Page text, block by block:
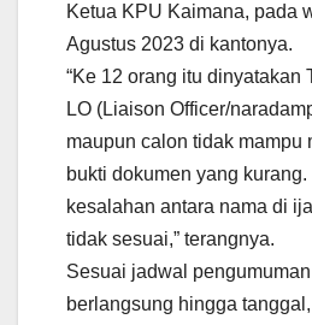
Ketua KPU Kaimana, pada
Agustus 2023 di kantonya.
“Ke 12 orang itu dinyatakan
LO (Liaison Officer/
maupun calon tidak mampu
bukti dokumen yang
kesalahan antara nama di
tidak sesuai,” terangnya.
Sesuai jadwal
berlangsung hingga